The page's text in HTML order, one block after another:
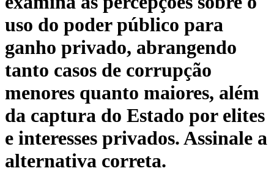
uso do poder público para
ganho privado, abrangendo
tanto casos de corrupção
menores quanto maiores, além
da captura do Estado por elites
e interesses privados. Assinale a
alternativa correta.